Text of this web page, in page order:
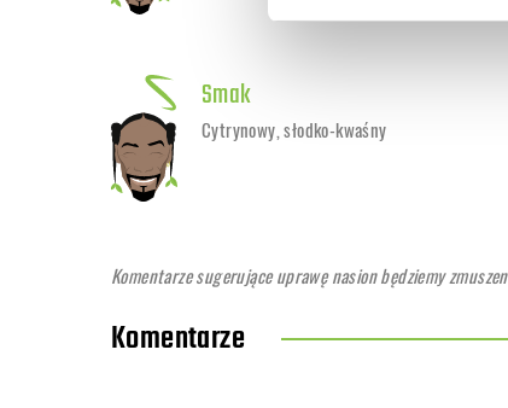
Smak
Cytrynowy, słodko-kwaśny
Komentarze sugerujące uprawę nasion będziemy
Komentarze